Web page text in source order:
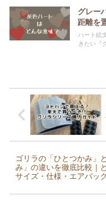
グレー
距離を
ハート絵
きたい『
ゴリラの「ひとつかみ」
み」の違いを徹底比較｜
サイズ・仕様・エアバッ